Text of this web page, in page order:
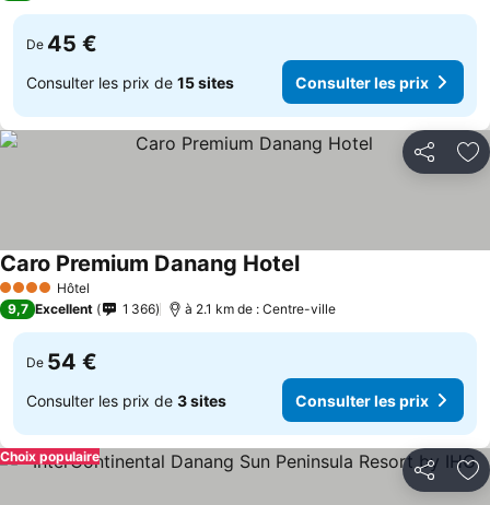
De 45 €
Consulter les prix de 15 sites Consulter les prix
Partager
4 Étoiles Hôtel
Caro Premium Danang HotelConsulter les prix
9,7 Excellent 1 366 à 2.1 km de : Centre-ville
De 54 €
Consulter les prix de 3 sites Consulter les prix
Partager
Choix populaire